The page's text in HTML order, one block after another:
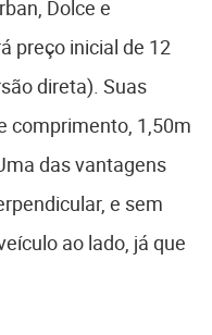
Dolce e
preço inicial de 12
direta). Suas
comprimento, 1,50m
das vantagens
e sem
ao lado, já que